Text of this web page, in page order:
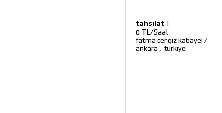
tahsılat |
0 TL/Saat
fatma cengız kabayel /
ankara
turkıye